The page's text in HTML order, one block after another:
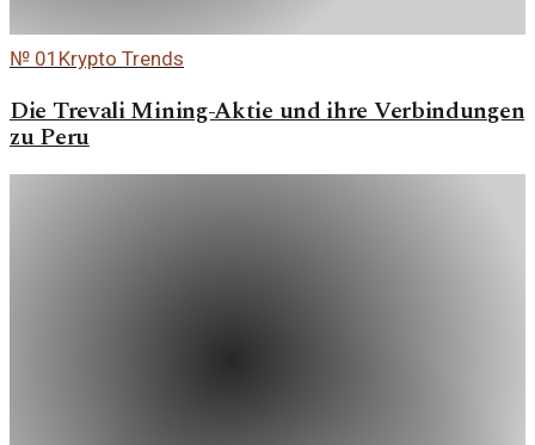
№ 01 Krypto Trends
Die Trevali Mining-Aktie und ihre Verbindungen
zu Peru